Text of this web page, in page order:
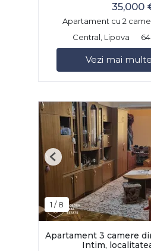
35,000
Apartament cu 2
Central, Lipova
Vezi mai
1 /8
Previous
Apartament 3 camere
Intim,